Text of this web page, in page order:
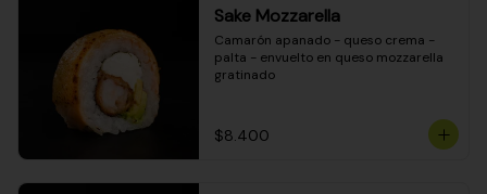
Sake Mozzarella
Camarón apanado - queso crema -
palta - envuelto en queso mozzarella
gratinado
$8.400